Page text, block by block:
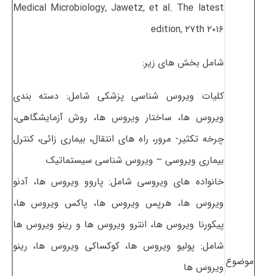
موضوع
Medical Microbiology, Jawetz, et al. The latest
edition, ۲۷th ۲۰۱۶
شامل بخش های زیر:
کلیات ویروس شناسی پزشکی شامل: دسته بندی
ویروس ها، ساختار ویروس ها، روش آزمایشگاهی،
چرخه تکثیر- مرور، راه های انتقال، بیماری زائی، کنترل
بیماری ویروسی – ویروس شناسی سیستماتیک
خانواده های ویروسی شامل: پاروو ویروس ها، آدنو
ویروس ها، هرپس ویروس ها، پاکس ویروس ها،
پیکورنا ویروس ها، انترو ویروس ها و رینو ویروس ها
شامل: پولیو ویروس ها، کوکساکی ویروس ها، رینو
ویروس ها